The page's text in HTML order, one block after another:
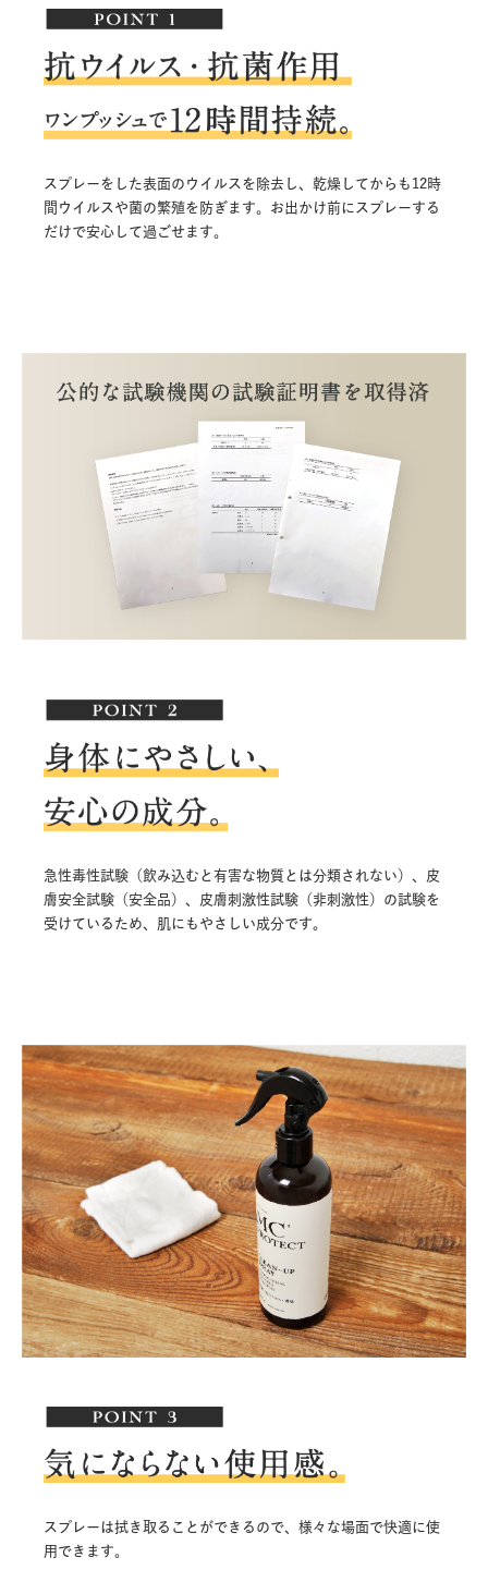
スプレーをした表面のウイルスを除去し、乾燥してからも12時
間ウイルスや菌の繁殖を防ぎます。お出かけ前にスプレーする
だけで安心して過ごせます。
急性毒性試験（飲み込むと有害な物質とは分類されない）、皮
膚安全試験（安全品）、皮膚刺激性試験（非刺激性）の試験を
受けているため、肌にもやさしい成分です。
スプレーは拭き取ることができるので、様々な場面で快適に使
用できます。